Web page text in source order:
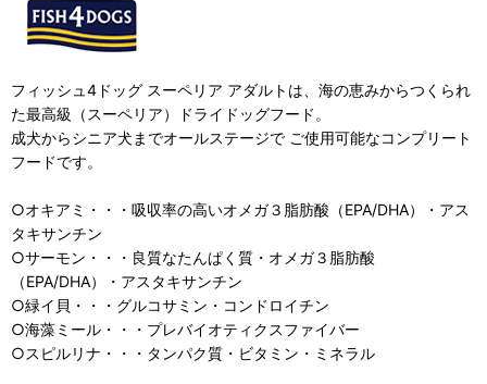
フィッシュ4ドッグ スーペリア アダルトは、海の恵みからつくられ
た最高級（スーペリア）ドライドッグフード。
成犬からシニア犬までオールステージで ご使用可能なコンプリート
フードです。
○オキアミ・・・吸収率の高いオメガ３脂肪酸（EPA/DHA）・アス
タキサンチン
○サーモン・・・良質なたんぱく質・オメガ３脂肪酸
（EPA/DHA）・アスタキサンチン
○緑イ貝・・・グルコサミン・コンドロイチン
○海藻ミール・・・プレバイオティクスファイバー
○スピルリナ・・・タンパク質・ビタミン・ミネラル